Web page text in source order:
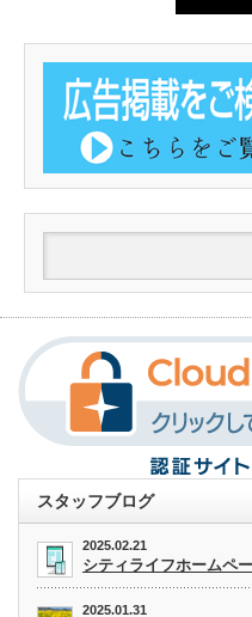
スタッフブログ
2025.02.21
シティライフホームペ
2025.01.31